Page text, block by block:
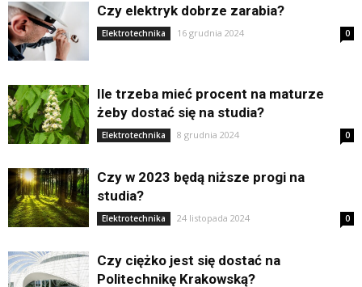
Czy elektryk dobrze zarabia?
Elektrotechnika 16 grudnia 2024 0
Ile trzeba mieć procent na maturze
żeby dostać się na studia?
Elektrotechnika 8 grudnia 2024 0
Czy w 2023 będą niższe progi na
studia?
Elektrotechnika 24 listopada 2024 0
Czy ciężko jest się dostać na
Politechnikę Krakowską?